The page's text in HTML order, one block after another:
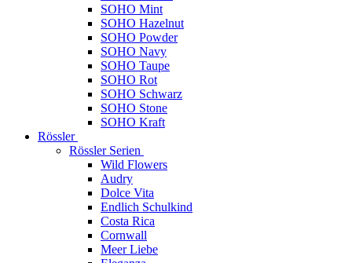
SOHO Mint
SOHO Hazelnut
SOHO Powder
SOHO Navy
SOHO Taupe
SOHO Rot
SOHO Schwarz
SOHO Stone
SOHO Kraft
Rössler
Rössler Serien
Wild Flowers
Audry
Dolce Vita
Endlich Schulkind
Costa Rica
Cornwall
Meer Liebe